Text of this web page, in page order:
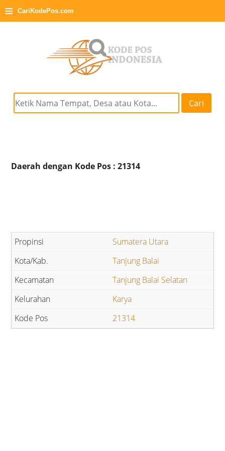
≡ CariKodePos.com
Cari
Daerah dengan Kode Pos : 21314
Sumatera Utara
Tanjung Balai
Tanjung Balai Selatan
Karya
21314